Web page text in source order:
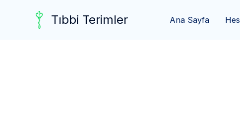
Tıbbi Terimler Ana Sayfa